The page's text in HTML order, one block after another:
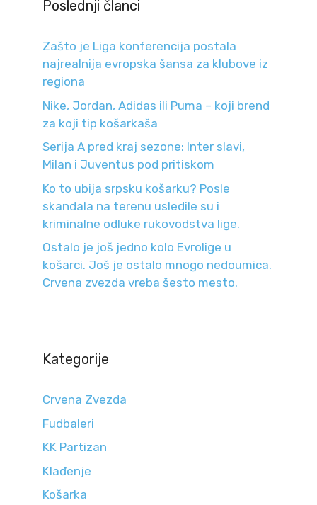
Poslednji članci
Zašto je Liga konferencija postala
najrealnija evropska šansa za klubove iz
regiona
Nike, Jordan, Adidas ili Puma – koji brend
za koji tip košarkaša
Serija A pred kraj sezone: Inter slavi,
Milan i Juventus pod pritiskom
Ko to ubija srpsku košarku? Posle
skandala na terenu usledile su i
kriminalne odluke rukovodstva lige.
Ostalo je još jedno kolo Evrolige u
košarci. Još je ostalo mnogo nedoumica.
Crvena zvezda vreba šesto mesto.
Kategorije
Crvena Zvezda
Fudbaleri
KK Partizan
Klađenje
Košarka